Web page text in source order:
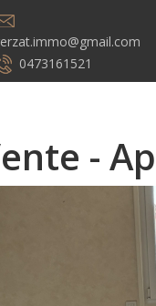
0473161521
-